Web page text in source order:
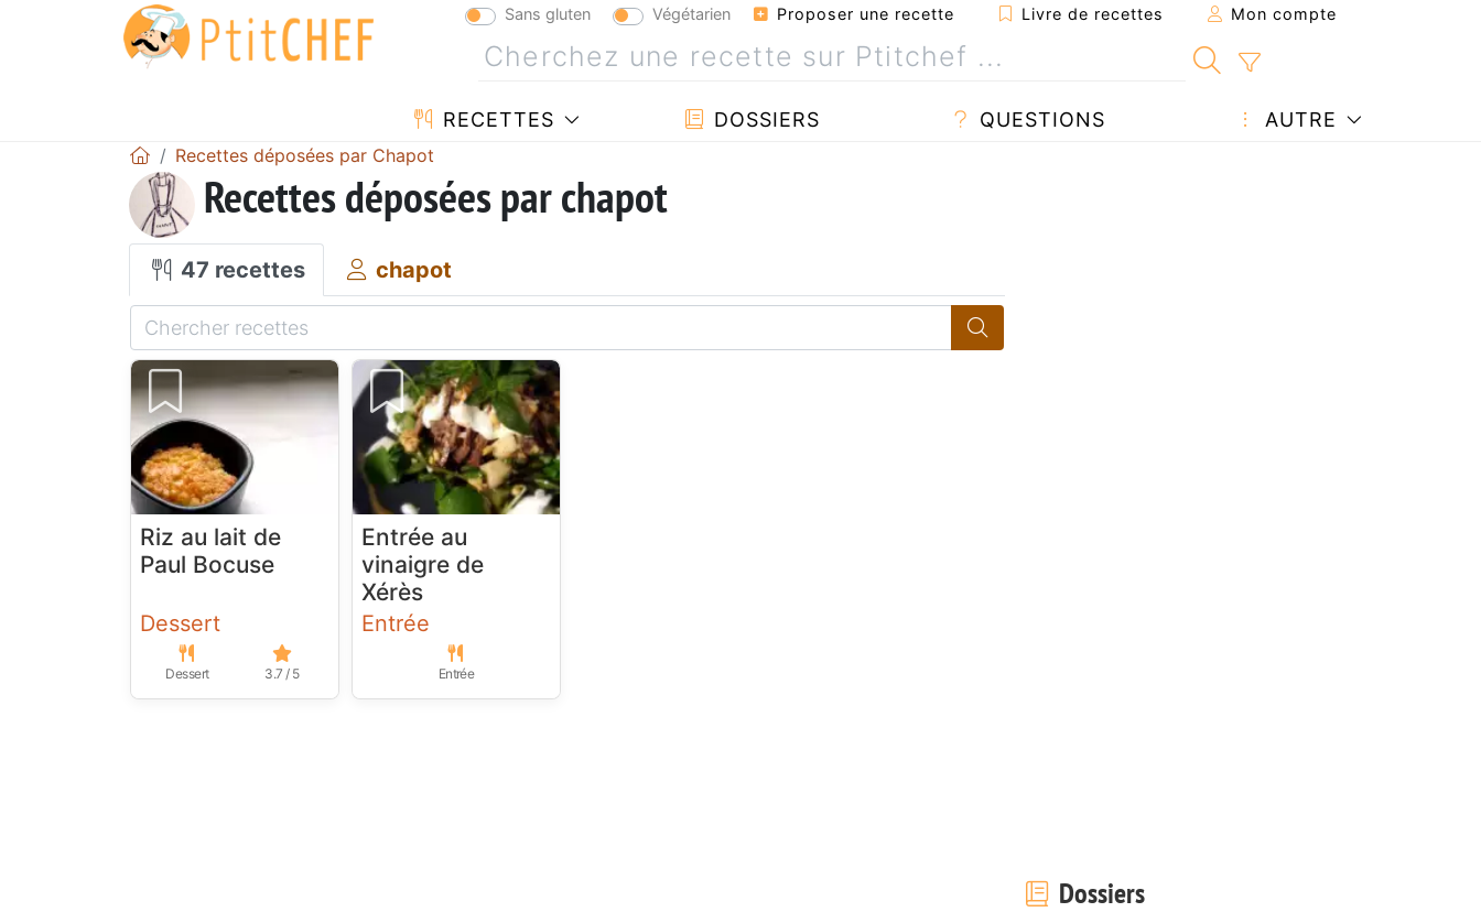
Sans gluten Végétarien Proposer une recette Livre de recettes Mon compte
RECETTES DOSSIERS QUESTIONS AUTRE
Recettes déposées par Chapot
Recettes déposées par chapot
47 recettes chapot
Riz au lait de
Paul Bocuse
Dessert
Dessert 3.7 / 5
Entrée au
vinaigre de
Xérès
Entrée
Entrée
Dossiers